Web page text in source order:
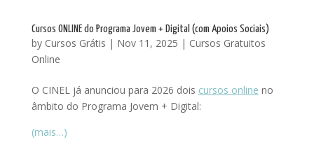
Cursos ONLINE do Programa Jovem + Digital (com Apoios Sociais)
by Cursos Grátis | Nov 11, 2025 | Cursos Gratuitos
Online
O CINEL já anunciou para 2026 dois cursos online no
âmbito do Programa Jovem + Digital:
(mais…)